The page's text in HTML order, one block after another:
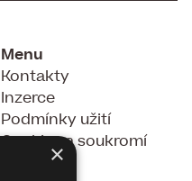
Menu
Kontakty
Inzerce
Podmínky užití
Cookies a soukromí
×